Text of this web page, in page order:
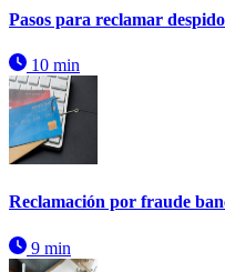
Pasos para reclamar
10 min
Reclamación por fraude
9 min